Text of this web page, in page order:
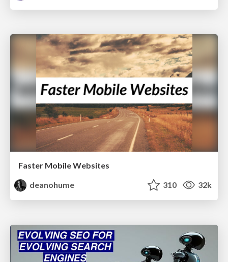
Faster Mobile Websites
deanohume
310 32k